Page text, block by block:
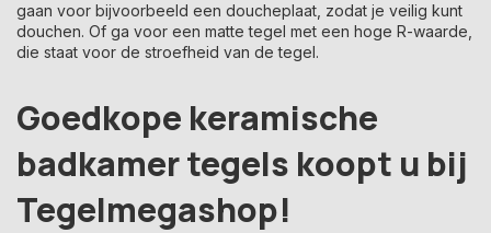
gaan voor bijvoorbeeld een doucheplaat, zodat je veilig kunt
douchen. Of ga voor een matte tegel met een hoge R-waarde,
die staat voor de stroefheid van de tegel.
Goedkope keramische
badkamer tegels koopt u bij
Tegelmegashop!